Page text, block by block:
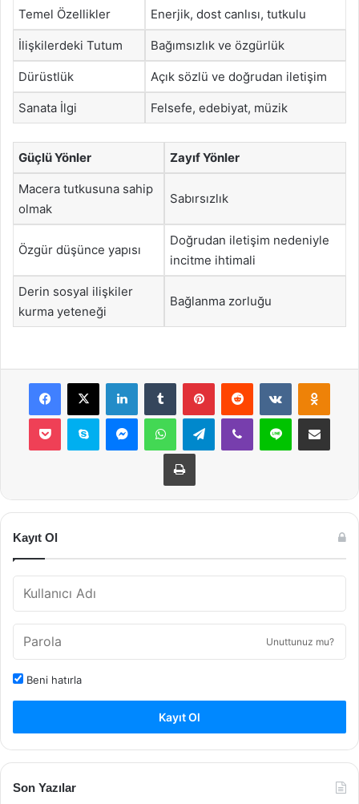
Temel Özellikler Enerjik, dost canlısı, tutkulu
İlişkilerdeki Tutum Bağımsızlık ve özgürlük
Dürüstlük Açık sözlü ve doğrudan iletişim
Sanata İlgi Felsefe, edebiyat, müzik
Güçlü Yönler Zayıf Yönler
Macera tutkusuna sahip
olmak
Sabırsızlık
Özgür düşünce yapısı
Doğrudan iletişim nedeniyle
incitme ihtimali
Derin sosyal ilişkiler
kurma yeteneği
Bağlanma zorluğu
Facebook
X LinkedInTumblr PinterestReddit VKontakte
Pocket Skype MessengerWhatsAppTelegramViber Line E-Posta ile
Yazdır
Kayıt Ol
Unuttunuz mu?
Beni hatırla
Kayıt Ol
Son Yazılar